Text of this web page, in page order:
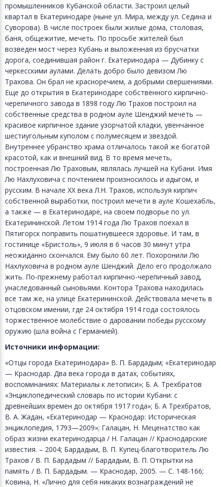
промышленников Кубанской области. Застроил целый
квартал в Екатеринодаре (ныне ул. Мира, между ул. Седина и
Суворова). В числе построек были жилые дома, столовая,
баня, общежитие, мечеть. По просьбе жителей был
возведен мост через Кубань и выложенная из брусчатки
дорога, соединившая район г. Екатеринодара — Дубинку с
черкесскими аулами. Делать добро было девизом Лю
Трахова. Он брал не красноречием, а добрыми свершениями.
Еще до открытия в Екатеринодаре собственного кирпично-
черепичного завода в 1898 году Лю Трахов построил на
собственные средства в родном ауле Шенджий мечеть —
красивое кирпичное здание узорчатой кладки, увенчанное
шестиугольным куполом с полумесяцем и звездой.
Внутреннее убранство храма отличалось такой же богатой
красотой, как и внешний вид. В то время мечеть,
построенная Лю Траховым, являлась лучшей на Кубани. Имя
Лю Нахлуховича с почтением произносилось и адыгом, и
русским. В начале XX века Л.Н. Трахов, используя кирпич
собственной выработки, построил мечети в ауле Кошехабль,
а также — в Екатеринодаре, на своем подворье по ул.
Екатерининской. Летом 1914 года Лю Трахов поехал в
Пятигорск поправить пошатнувшееся здоровье. И там, в
гостинице «Бристоль», 9 июля в 6 часов 30 минут утра
неожиданно скончался. Ему было 60 лет. Похоронили Лю
Нахлуховича в родном ауле Шенджий. Дело его продолжало
жить. По-прежнему работал кирпично-черепичный завод,
унаследованный сыновьями. Контора Трахова находилась
все там же, на улице Екатерининской. Действовала мечеть в
отцовском имении, где 24 октября 1914 года состоялось
торжественное молебствие о даровании победы русскому
оружию (шла война с Германией).
Источники информации:
«Отцы города Екатеринодара» В. П. Бардадым; «Екатеринодар
— Краснодар. Два века города в датах, событиях,
воспоминаниях: Материалы к летописи»; Б. А. Трехбратов
«Энциклопедический словарь по истории Кубани: с
древнейших времен до октября 1917 года»; Б. А Трехбратов,
В. А. Жадан, «Екатеринодар — Краснодар: Историческая
энциклопедия, 1793—2009»; Галацан, Н. Меценатство как
образ жизни екатеринодарца / Н. Галацан // Краснодарские
известия. – 2004; Бардадым, В. П. Купец-благотворитель Лю
Трахов / В. П. Бардадым // Бардадым, В. П. Открытки на
память / В. П. Бардадым. — Краснодар, 2005. — С. 148-166;
Ковина, Н. «Лично для себя никаких вознаграждений не